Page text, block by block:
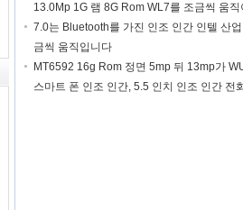
13.0Mp 1G 램 8G Rom WL7를 조금씩 움직
7.0는 Bluetooth를 가진 인조 인간 인텔 산
금씩 움직입니다
MT6592 16g Rom 정면 5mp 뒤 13mp가
스마트 폰 인조 인간, 5.5 인치 인조 인간 전